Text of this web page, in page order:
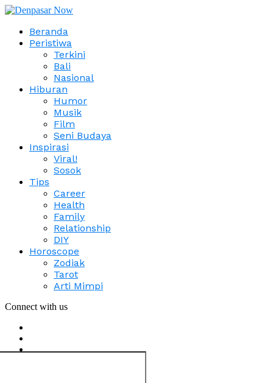
Beranda
Peristiwa
Terkini
Bali
Nasional
Hiburan
Humor
Musik
Film
Seni Budaya
Inspirasi
Viral!
Sosok
Tips
Career
Health
Family
Relationship
DIY
Horoscope
Zodiak
Tarot
Arti Mimpi
Connect with us